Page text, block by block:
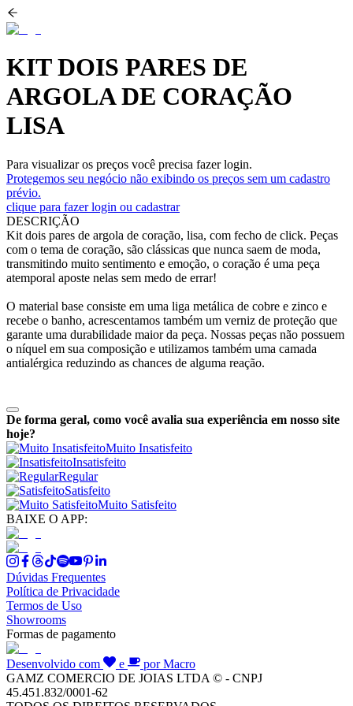
KIT DOIS PARES DE
ARGOLA DE CORAÇÃO
LISA
Para visualizar os preços você precisa fazer login.
Protegemos seu negócio não exibindo os preços sem um cadastro
prévio.
clique para fazer login ou cadastrar
DESCRIÇÃO
Kit dois pares de argola de coração, lisa, com fecho de click. Peças
com o tema de coração, são clássicas que nunca saem de moda,
transmitindo muito sentimento e emoção, o coração é uma peça
atemporal aposte nelas sem medo de errar!
O material base consiste em uma liga metálica de cobre e zinco e
recebe o banho, acrescentamos também um verniz de proteção que
garante uma durabilidade maior da peça. Nossas peças não possuem
o níquel em sua composição e utilizamos também uma camada
antialérgica reduzindo as chances de alguma reação.
De forma geral, como você avalia sua experiência em nosso site
hoje?
Muito Insatisfeito
Insatisfeito
Regular
Satisfeito
Muito Satisfeito
BAIXE O APP:
Dúvidas Frequentes
Política de Privacidade
Termos de Uso
Showrooms
Formas de pagamento
Desenvolvido com e
por Macro
GAMZ COMERCIO DE JOIAS LTDA © - CNPJ
45.451.832/0001-62